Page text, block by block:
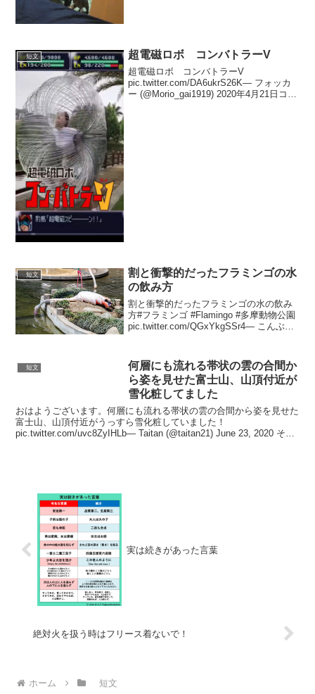
短文 超電磁ロボ コンバトラーV
超電磁ロボ コンバトラーV
pic.twitter.com/DA6ukrS26K— フォッカ
ー (@Morio_gai1919) 2020年4月21日コロ
短文
割と衝撃的だったフラミンゴの水
の飲み方
割と衝撃的だったフラミンゴの水の飲み
方#フラミンゴ #Flamingo #多摩動物公園
pic.twitter.com/QGxYkgSSr4— こんぶ煮
短文
何層にも流れる帯状の雲の合間か
ら姿を見せた富士山、山頂付近が
雪化粧してました
おはようございます。何層にも流れる帯状の雲の合間から姿を見せた
富士山、山頂付近がうっすら雪化粧していました！
pic.twitter.com/uvc8ZyIHLb— Taitan (@taitan21) June 23, 2020 そう
実は続きがあった言葉
絶対火を扱う時はフリース着ないで！
ホーム 短文